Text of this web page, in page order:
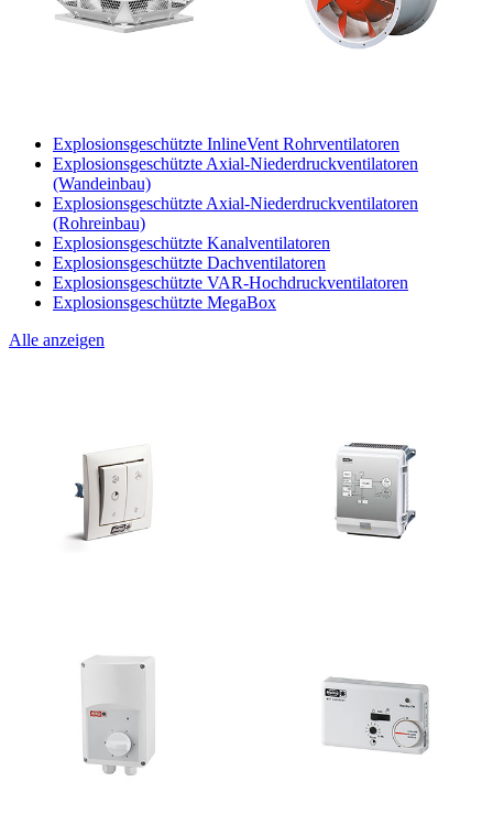
Explosionsgeschützte InlineVent Rohrventilatoren
Explosionsgeschützte Axial-Niederdruckventilatoren
(Wandeinbau)
Explosionsgeschützte Axial-Niederdruckventilatoren
(Rohreinbau)
Explosionsgeschützte Kanalventilatoren
Explosionsgeschützte Dachventilatoren
Explosionsgeschützte VAR-Hochdruckventilatoren
Explosionsgeschützte MegaBox
Alle anzeigen